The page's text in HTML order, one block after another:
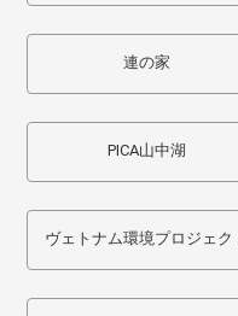
連の家
PICA山中湖
ヴェトナム環境プロジェク